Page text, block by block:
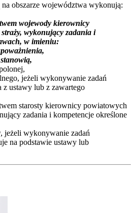
obszarze województwa wykonują:
wojewody kierownicy
wykonujący zadania i
w imieniu:
jeżeli wykonywanie zadań
ustawy lub z zawartego
starosty kierownicy powiatowych
zadania i kompetencje określone
jeżeli wykonywanie zadań
na podstawie ustawy lub